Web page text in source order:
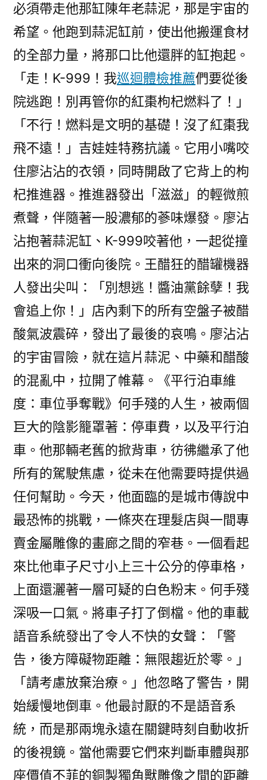
必須帶走他那缸陳年老蒜泥，那是宇宙的
希望。他跑到蒜泥缸前，使出他搬運食材
的全部力量，將那口比他還胖的缸抱起。
「走！K-999！我巡迴體檢推薦們要從後
院逃跑！別再管你的紅棗枸杞燃料了！」
「不行！燃料是文明的基礎！沒了紅棗我
飛不遠！」吉娃娃特務抗議。它用小嘴咬
住廖沾沾的衣領，同時開啟了它背上的枸
杞推進器。推進器發出「滋滋」的輕微煎
煮聲，伴隨著一股濃郁的蔘味爆發。廖沾
沾抱著蒜泥缸、K-999咬著他，一起從撞
出來的洞口衝向後院。王醋狂的醋罐機器
人發出尖叫：「別想逃！醬油黨餘孽！我
會追上你！」店內剩下的所有空盤子被醋
酸氣波震碎，發出了最後的哀鳴。廖沾沾
的宇宙冒險，就在這片蒜泥、中藥和醋酸
的混亂中，拉開了帷幕。《平行泊車維
度：車位爭奪戰》何手殘的人生，被兩個
巨大的陰影籠罩著：停車費，以及平行泊
車。他那輛老舊的掀背車，彷彿繼承了他
所有的駕駛焦慮，從未在他需要時提供過
任何幫助。今天，他面臨的是城市傳說中
最恐怖的挑戰，一條夾在理髮店與一間專
賣金屬雕像的畫廊之間的窄巷。一個看起
來比他車子尺寸小上三十公分的停車格，
上面還灑著一層可疑的白色粉末。何手殘
深吸一口氣。將車子打了倒檔。他的車載
語音系統發出了令人不快的女聲：「警
告，後方障礙物距離：無限趨近於零。」
「請考慮放棄治療。」他忽略了警告，開
始緩慢地倒車。他最討厭的不是語音系
統，而是那兩塊永遠在關鍵時刻自動收折
的後視鏡。當他需要它們來判斷車體與那
座價值不菲的銅製獨角獸雕像之間的距離